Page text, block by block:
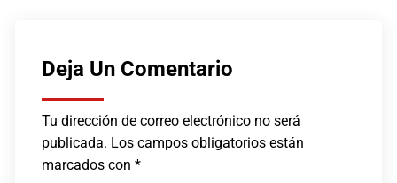
Deja Un Comentario
Tu dirección de correo electrónico no será
publicada. Los campos obligatorios están
marcados con*